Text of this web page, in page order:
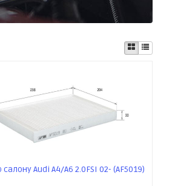
салону Audi A4/A6 2.0FSI 02- (AF5019)